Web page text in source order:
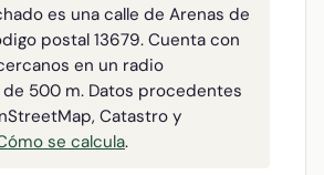
es una calle de Arenas de
postal 13679. Cuenta con
en un radio
500 m. Datos procedentes
Catastro y
se calcula.